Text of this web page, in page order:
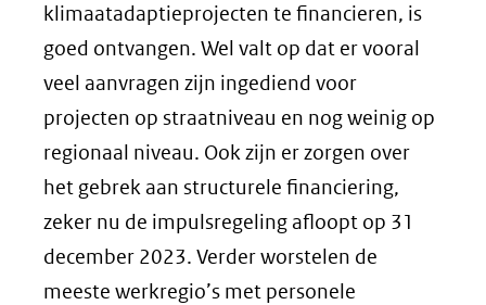
klimaatadaptieprojecten te financieren, is
goed ontvangen. Wel valt op dat er vooral
veel aanvragen zijn ingediend voor
projecten op straatniveau en nog weinig op
regionaal niveau. Ook zijn er zorgen over
het gebrek aan structurele financiering,
zeker nu de impulsregeling afloopt op 31
december 2023. Verder worstelen de
meeste werkregio’s met personele